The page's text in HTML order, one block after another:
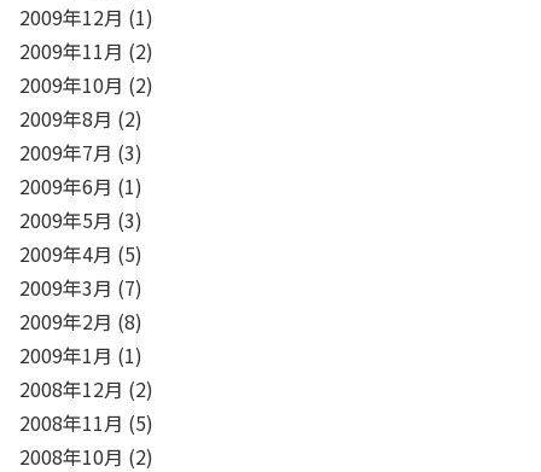
2009年12月 (1)
2009年11月 (2)
2009年10月 (2)
2009年8月 (2)
2009年7月 (3)
2009年6月 (1)
2009年5月 (3)
2009年4月 (5)
2009年3月 (7)
2009年2月 (8)
2009年1月 (1)
2008年12月 (2)
2008年11月 (5)
2008年10月 (2)